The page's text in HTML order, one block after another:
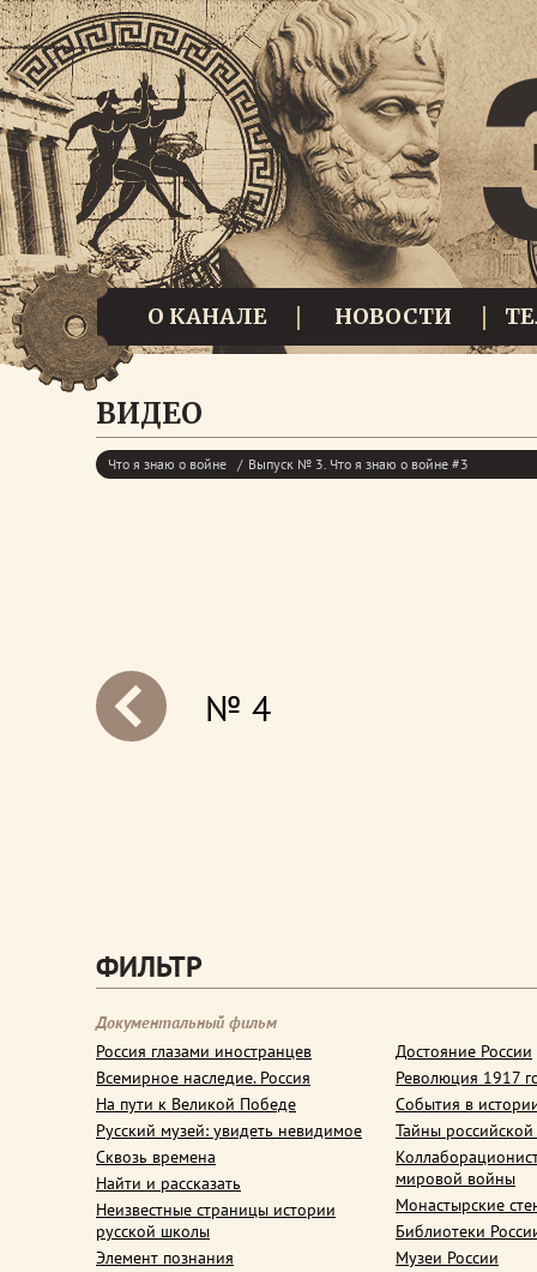
О КАНАЛЕ НОВОСТИ
ВИДЕО
Что я знаю о войне Выпуск № 3. Что я знаю о войне #3
№ 4
ФИЛЬТР
Документальный фильм
Россия глазами иностранцев
Всемирное наследие. Россия
На пути к Великой Победе
Русский музей: увидеть невидимое
Сквозь времена
Найти и рассказать
Неизвестные страницы истории
русской школы
Элемент познания
Достояние России
Революция 1917
События в
Тайны
мировой войны
Монастырские
Библиотеки
Музеи России